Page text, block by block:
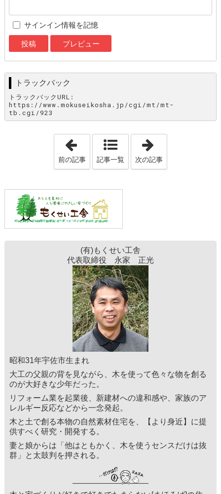
サインイン情報を記憶
トラックバック
トラックバックURL:
https://www.mokuseikosha.jp/cgi/mt/mt-
tb.cgi/923
「家はいずれ、ゴミになる」
前の記事 記事一覧 次の記事
(有)もくせい工舎
代表取締役 永家 正光
昭和31年宇佐市生まれ
大工の父親の背を見ながら、木を使って色々な物を創る
のが大好きな少年だった。
リフォーム業を起業後、新建材への違和感や、家族のア
レルギー反応などから一念発起。
木と土で創る本物の自然素材住宅を、【より身近】に提
供すべく研究・開発する。
妻と娘からは「他はともかく、木を使うセンスだけは抜
群」と太鼓判を押される。